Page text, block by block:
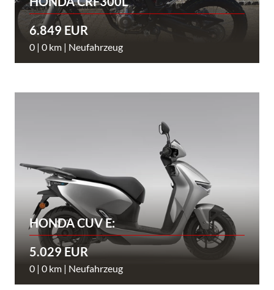
6.849 EUR
0 | 0 km | Neufahrzeug
HONDA CUV E:
5.029 EUR
0 | 0 km | Neufahrzeug